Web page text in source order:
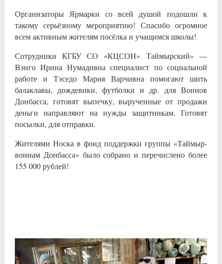
Организаторы Ярмарки со всей душой подошли к
такому серьёзному мероприятию! Спасибо огромное
всем активным жителям посёлка и учащимся школы!
Сотрудники КГБУ СО «КЦСОН» Таймырский» —
Вэнго Ирина Нумадивна специалист по социальной
работе и Тэседо Мария Варчивна помогают шить
балаклавы, дождевики, футболки и др. для Воинов
Донбасса, готовят выпечку, вырученные от продажи
деньги направляют на нужды защитникам. Готовят
посылки, для отправки.
Жителями Носка в фонд поддержки группы «Таймыр-
воинам Донбасса» было собрано и перечислено более
155 000 рублей!